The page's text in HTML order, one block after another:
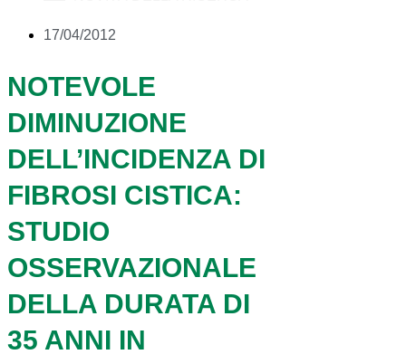
17/04/2012
NOTEVOLE
DIMINUZIONE
DELL’INCIDENZA DI
FIBROSI CISTICA:
STUDIO
OSSERVAZIONALE
DELLA DURATA DI
35 ANNI IN